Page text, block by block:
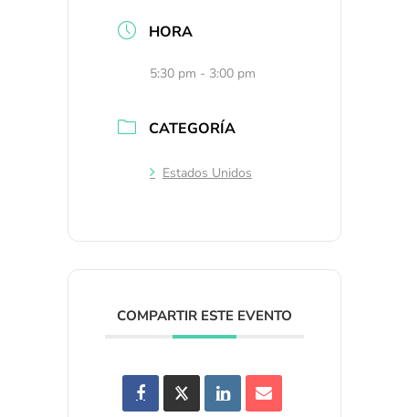
HORA
5:30 pm - 3:00 pm
CATEGORÍA
Estados Unidos
COMPARTIR ESTE EVENTO